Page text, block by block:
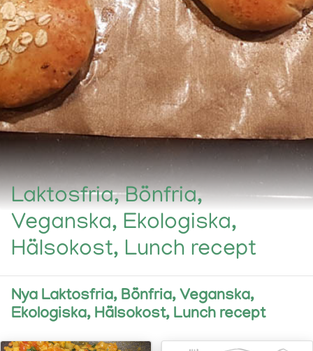
Laktosfria, Bönfria,
Veganska, Ekologiska,
Hälsokost, Lunch recept
Nya Laktosfria, Bönfria, Veganska,
Ekologiska, Hälsokost, Lunch recept